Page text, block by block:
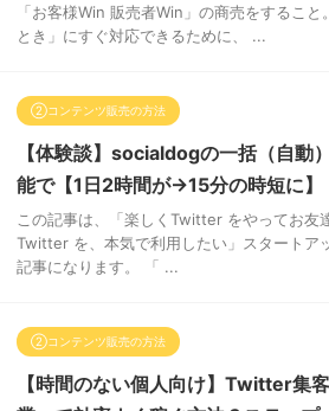
「お客様Win 販売者Win」の商売をするこ
とき」にすぐ対応できるために、 ...
②コンテンツ販売の方法
【体験談】socialdogの一括（自動
能で【1日2時間が→15分の時短に】
この記事は、「楽しくTwitter をやってお友
Twitter を、本気で利用したい」スタートア
記事になります。 「 ...
②コンテンツ販売の方法
【時間のない個人向け】Twitter集